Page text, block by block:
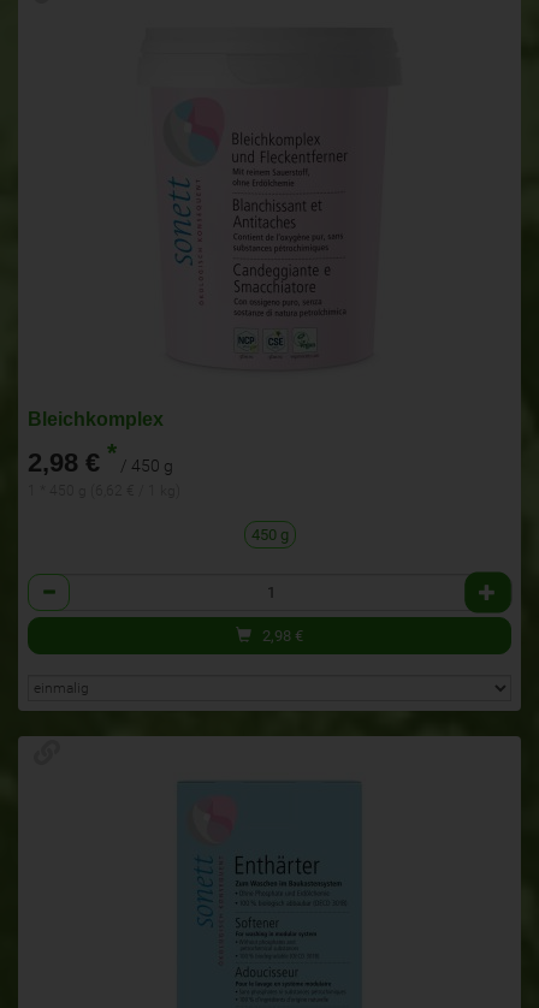
Bleichkomplex
2,98 € * / 450 g
450 g
Anzahl
2,98 €